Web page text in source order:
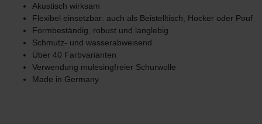
Akustisch wirksam
Flexibel einsetzbar: auch als Beistelltisch, Hocker oder Pouf
Formbeständig, robust und langlebig
Schmutz- und wasserabweisend
Über 40 Farbvarianten
Verwendung mulesingfreier Schurwolle
Made in Germany